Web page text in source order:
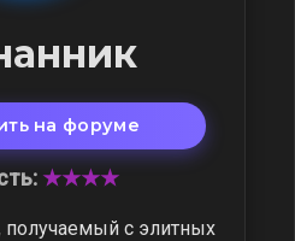
на форуме
★★★★
получаемый с элитных